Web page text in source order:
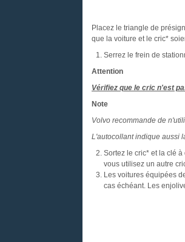
Placez le triangle de
que la voiture et le cric*
Serrez le frein de
Attention
Vérifiez que le cric n'est
Note
Volvo recommande de
L'autocollant indique aussi
Sortez le cric* et la clé
vous utilisez un autre
Les voitures équipées
cas échéant. Les